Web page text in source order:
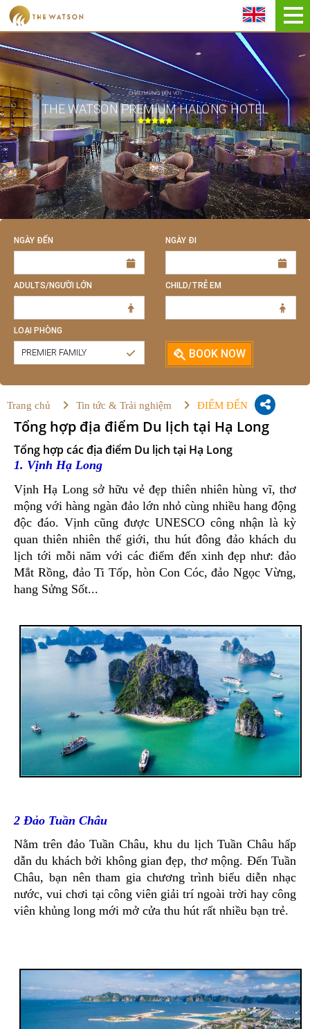
CHÀO MỪNG ĐẾN VỚI
THE WATSON PREMIUM HALONG HOTEL
NGÀY ĐẾN NGÀY ĐI
ADULTS/NGƯỜI LỚN CHILD/TRẺ EM
LOẠI PHÒNG
PREMIER FAMILY BOOK NOW
Trang chủ Tin tức & Trải nghiệm ĐIỂM ĐẾN
Tổng hợp địa điểm Du lịch tại Hạ Long
Tổng hợp các địa điểm Du lịch tại Hạ Long
1. Vịnh Hạ Long
Vịnh Hạ Long sở hữu vẻ đẹp thiên nhiên hùng vĩ, thơ
mộng với hàng ngàn đảo lớn nhỏ cùng nhiều hang động
độc đáo. Vịnh cũng được UNESCO công nhận là kỳ
quan thiên nhiên thế giới, thu hút đông đảo khách du
lịch tới mỗi năm với các điểm đến xinh đẹp như: đảo
Mắt Rồng, đảo Ti Tốp, hòn Con Cóc, đảo Ngọc Vừng,
hang Sửng Sốt...
2 Đảo Tuần Châu
Nằm trên đảo Tuần Châu, khu du lịch Tuần Châu hấp
dẫn du khách bởi không gian đẹp, thơ mộng. Đến Tuần
Châu, bạn nên tham gia chương trình biểu diễn nhạc
nước, vui chơi tại công viên giải trí ngoài trời hay công
viên khủng long mới mở cửa thu hút rất nhiều bạn trẻ.